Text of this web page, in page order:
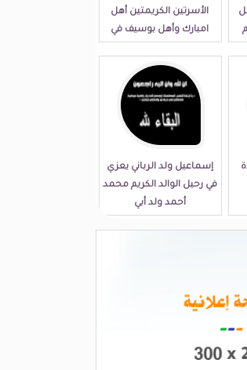
الأسرتين الكريمتين أهل
امبارك وأهل بوسيف في
إسماعيل ولد الرباني يعزي
في رحيل الوالد الكريم محمد
أحمد ولد أبي